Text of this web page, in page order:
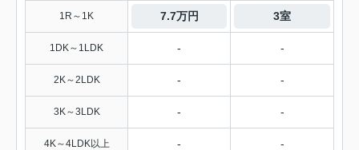
1R～1K 7.7万円 3室
1DK～1LDK - -
2K～2LDK - -
3K～3LDK - -
4K～4LDK以上 - -